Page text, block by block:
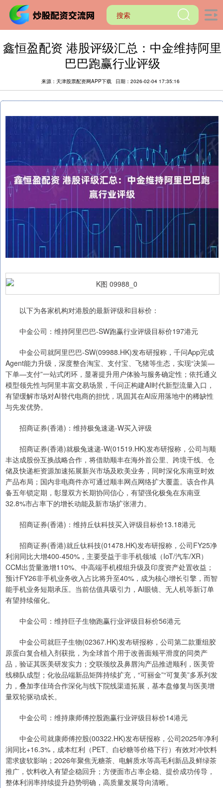
鑫恒盈配资 港股评级汇总：中金维持阿里
巴巴跑赢行业评级
来源：天津股票配资网APP下载 日期：2026-02-04 17:35:16
以下为各家机构对港股的最新评级和目标价：
中金公司：维持阿里巴巴-SW跑赢行业评级目标价197港元
中金公司就阿里巴巴-SW(09988.HK)发布研报称，千问App完成
Agent能力升级，深度整合淘宝、支付宝、飞猪等生态，实现“决策—
下单—支付”一站式闭环，显著提升用户体验与服务确定性；依托通义
模型领先性与阿里丰富交易场景，千问正构建AI时代新型流量入口，
有望缓解市场对AI替代电商的担忧，巩固其在AI应用落地中的稀缺性
与先发优势。
招商证券(香港)：维持极兔速递-W买入评级
招商证券(香港)就极兔速递-W(01519.HK)发布研报称，公司与顺
丰达成股份互换战略合作，将借助顺丰在海外首公里、跨境干线、仓
储及快递柜资源加速拓展新兴市场及欧美业务，同时深化东南亚时效
产品布局；国内非电商件亦可通过顺丰网点网络扩大覆盖。该合作具
备五年锁定期，彰显双方长期协同信心，有望强化极兔在东南亚
32.8%市占率下的增长动能及新市场扩张潜力。
招商证券(香港)：维持丘钛科技买入评级目标价13.18港元
招商证券(香港)就丘钛科技(01478.HK)发布研报称，公司FY25净
利润同比大增400-450%，主要受益于非手机领域（IoT/汽车/XR）
CCM出货量激增110%、中高端手机模组升级及印度资产处置收益；
预计FY26非手机业务收入占比将升至40%，成为核心增长引擎，而智
能手机业务短期承压。当前估值具吸引力，AI眼镜、无人机等新订单
有望持续催化。
中金公司：维持巨子生物跑赢行业评级目标价56港元
中金公司就巨子生物(02367.HK)发布研报称，公司第二款重组胶
原蛋白复合植入剂获批，为全球首个用于改善面颊平滑度的同类产
品，验证其医美研发实力；交联颈纹及鼻唇沟产品推进顺利，医美管
线梯队成型；化妆品端新品矩阵持续扩充，“可丽金”“可复美”多系列发
力，叠加李佳琦合作深化与线下院线渠道拓展，基本盘修复与医美增
量双轮驱动成长。
中金公司：维持康师傅控股跑赢行业评级目标价14港元
中金公司就康师傅控股(00322.HK)发布研报称，公司2025年净利
润同比+16.3%，成本红利（PET、白砂糖等价格下行）有效对冲饮料
需求疲软影响；2026年聚焦无糖茶、电解质水等高毛利新品及鲜绿茶
推广，饮料收入有望企稳回升；方便面市占率企稳、提价成功传导，
整体利润率持续提升趋势明确，高质量发展导向清晰。